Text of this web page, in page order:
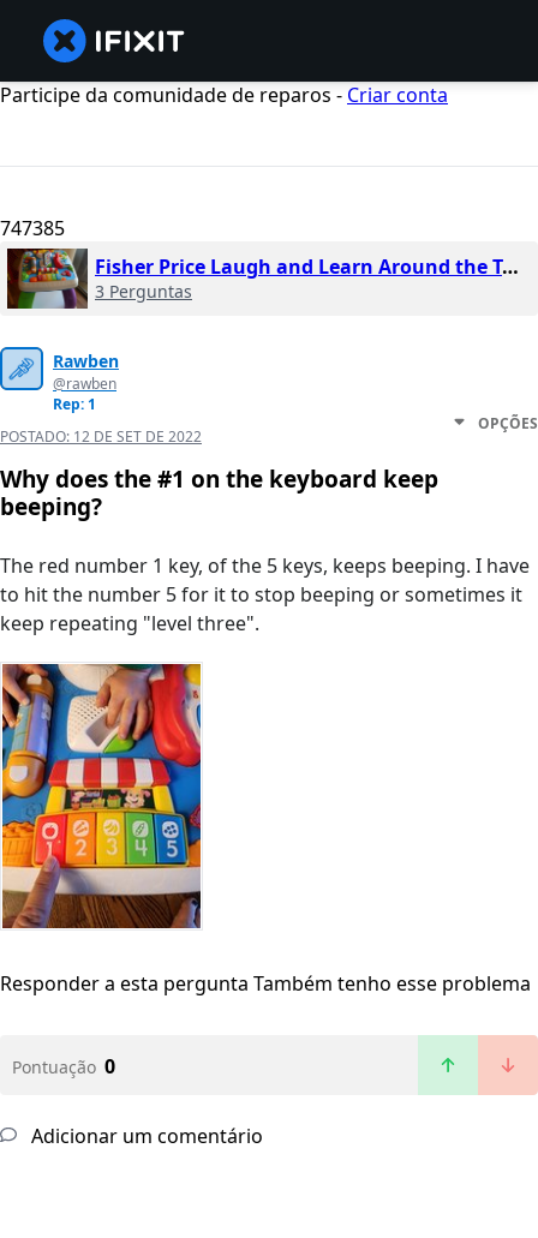
Participe da comunidade de reparos - Criar conta
747385
Fisher Price Laugh and Learn Around the Town
3 Perguntas
Rawben
@rawben
Rep: 1
POSTADO: 12 DE SET DE 2022
OPÇÕES
Why does the #1 on the keyboard keep
beeping?
The red number 1 key, of the 5 keys, keeps beeping. I have
to hit the number 5 for it to stop beeping or sometimes it
keep repeating "level three".
Responder a esta pergunta Também tenho esse problema
Pontuação 0
Adicionar um comentário